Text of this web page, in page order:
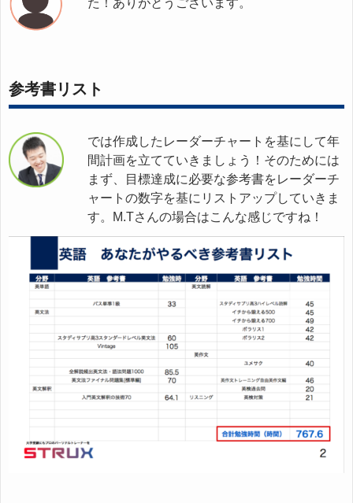
た！ありがとうございます。
参考書リスト
では作成したレーダーチャートを基にして年
間計画を立てていきましょう！そのためには
まず、目標達成に必要な参考書をレーダーチ
ャートの数字を基にリストアップしていきま
す。M.Tさんの場合はこんな感じですね！